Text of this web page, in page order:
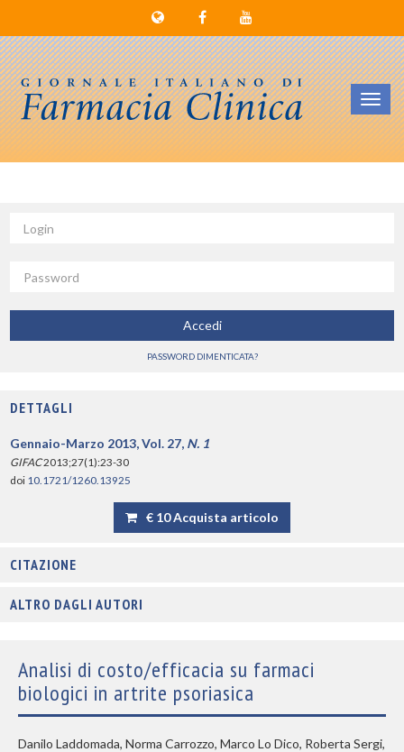
Accedi
PASSWORD DIMENTICATA?
DETTAGLI
Gennaio-Marzo 2013, Vol. 27, N. 1
GIFAC2013;27(1):23-30
doi 10.1721/1260.13925
€ 10 Acquista articolo
CITAZIONE
ALTRO DAGLI AUTORI
Analisi di costo/efficacia su farmaci
biologici in artrite psoriasica
Danilo Laddomada, Norma Carrozzo, Marco Lo Dico, Roberta Sergi,